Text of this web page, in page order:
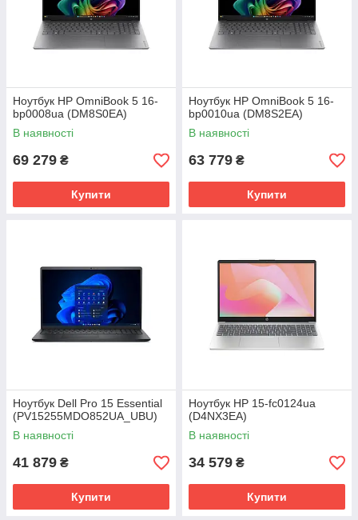
Ноутбук HP OmniBook 5 16-
bp0008ua (DM8S0EA)
В наявності
69 279 ₴
Купити
Ноутбук HP OmniBook 5 16-
bp0010ua (DM8S2EA)
В наявності
63 779 ₴
Купити
Ноутбук Dell Pro 15 Essential
(PV15255MDO852UA_UBU)
В наявності
41 879 ₴
Купити
Ноутбук HP 15-fc0124ua
(D4NX3EA)
В наявності
34 579 ₴
Купити